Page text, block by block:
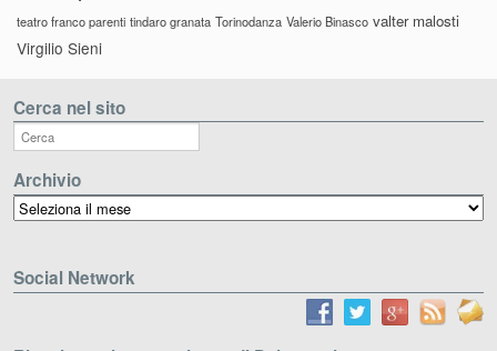
teatro franco parenti tindaro granata Torinodanza Valerio Binasco valter malosti
Virgilio Sieni
Cerca nel sito
Archivio
Archivio
Social Network